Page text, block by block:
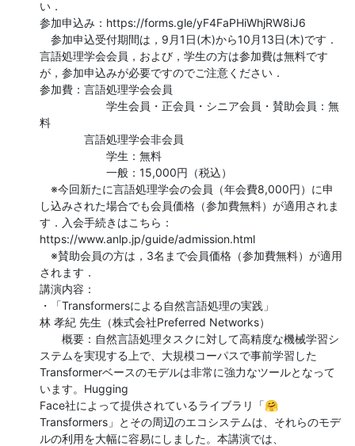
い．
参加申込み：https://forms.gle/yF4FaPHiWhjRW8iJ6
参加申込受付期間は，9月1日(木)から10月13日(木)です．
言語処理学会会員，および，学生の方は参加費は無料です
が，参加申込みが必要ですのでご注意ください．
参加費：言語処理学会会員
学生会員・正会員・シニア会員・賛助会員：無
料
言語処理学会非会員
学生：無料
一般：15,000円（税込）
※今回新たに言語処理学会の会員（年会費8,000円）に申
し込みされた場合でも会員価格（参加費無料）が適用されま
す．入会手続きはこちら：
https://www.anlp.jp/guide/admission.html
※賛助会員の方は，3名まで会員価格（参加費無料）が適用
されます．
講演内容：
・「Transformersによる自然言語処理の実践」
林 孝紀 先生（株式会社Preferred Networks）
概要：自然言語処理タスクに対して高精度な機械学習シ
ステムを実現する上で、大規模コーパスで事前学習した
Transformerベースのモデルは非常に強力なツールとなって
います。Hugging
Face社によって提供されているライブラリ「🤗
Transformers」とその周辺のエコシステムは、それらのモデ
ルの利用を大幅に容易にしました。本講演では、